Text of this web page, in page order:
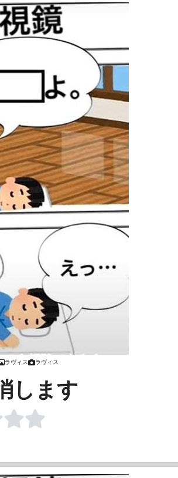
ラヴィス ラヴィス
します